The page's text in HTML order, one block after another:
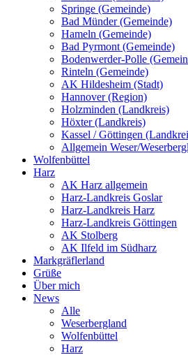
Springe (Gemeinde)
Bad Münder (Gemeinde)
Hameln (Gemeinde)
Bad Pyrmont (Gemeinde)
Bodenwerder-Polle
Rinteln (Gemeinde)
AK Hildesheim (Stadt)
Hannover (Region)
Holzminden (Landkreis)
Höxter (Landkreis)
Kassel / Göttingen
Allgemein Weser/
Wolfenbüttel
Harz
AK Harz allgemein
Harz-Landkreis Goslar
Harz-Landkreis Harz
Harz-Landkreis Göttingen
AK Stolberg
AK Ilfeld im Südharz
Markgräflerland
Grüße
Über mich
News
Alle
Weserbergland
Wolfenbüttel
Harz